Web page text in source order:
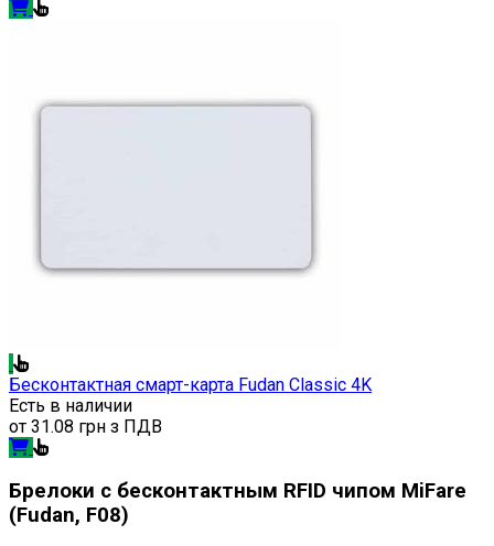
Бесконтактная смарт-карта Fudan Classic 4K
Есть в наличии
от 31.08 грн з ПДВ
Брелоки с бесконтактным RFID чипом MiFare
(Fudan, F08)